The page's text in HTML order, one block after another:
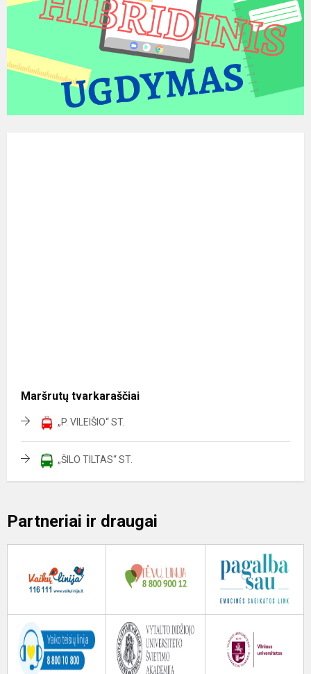
Maršrutų tvarkaraščiai
„P. VILEIŠIO“ ST.
„ŠILO TILTAS“ ST.
Partneriai ir draugai